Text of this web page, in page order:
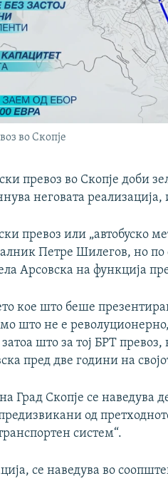
во Скопје
превоз во Скопје доби
неговата
превоз или „автобуско
Петре Шилегов, но по
Арсовска на функција
кое што беше
што не е
што за тој БРТ
пред две години на
Град Скопје се наведува
од
систем“.
се наведува во